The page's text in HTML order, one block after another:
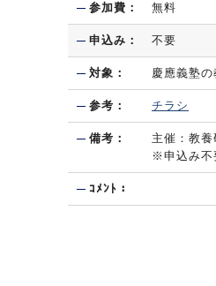
参加費： 無料
申込み： 不要
対象： 慶應義塾
参考： チラシ
備考：
主催：教
※申込み不
ｺﾒﾝﾄ：